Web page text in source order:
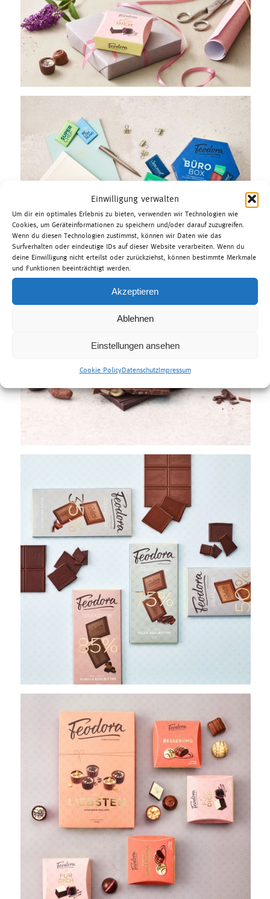
Einwilligung verwalten
Um dir ein optimales Erlebnis zu bieten, verwenden wir Technologien wie
Cookies, um Geräteinformationen zu speichern und/oder darauf zuzugreifen.
Wenn du diesen Technologien zustimmst, können wir Daten wie das
Surfverhalten oder eindeutige IDs auf dieser Website verarbeiten. Wenn du
deine Einwilligung nicht erteilst oder zurückziehst, können bestimmte Merkmale
und Funktionen beeinträchtigt werden.
Akzeptieren
Ablehnen
Einstellungen ansehen
Cookie PolicyDatenschutzImpressum